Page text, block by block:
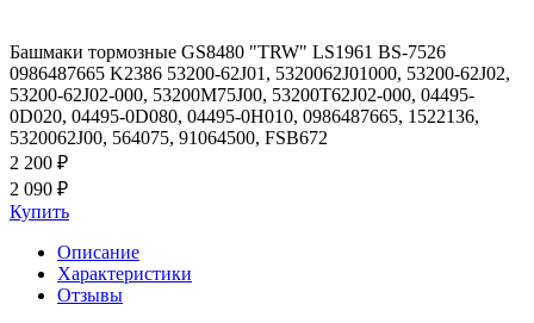
Башмаки тормозные GS8480 "TRW" LS1961 BS-7526
0986487665 K2386 53200-62J01, 5320062J01000, 53200-62J02,
53200-62J02-000, 53200M75J00, 53200T62J02-000, 04495-
0D020, 04495-0D080, 04495-0H010, 0986487665, 1522136,
5320062J00, 564075, 91064500, FSB672
2 200 ₽
2 090 ₽
Купить
Описание
Характеристики
Отзывы